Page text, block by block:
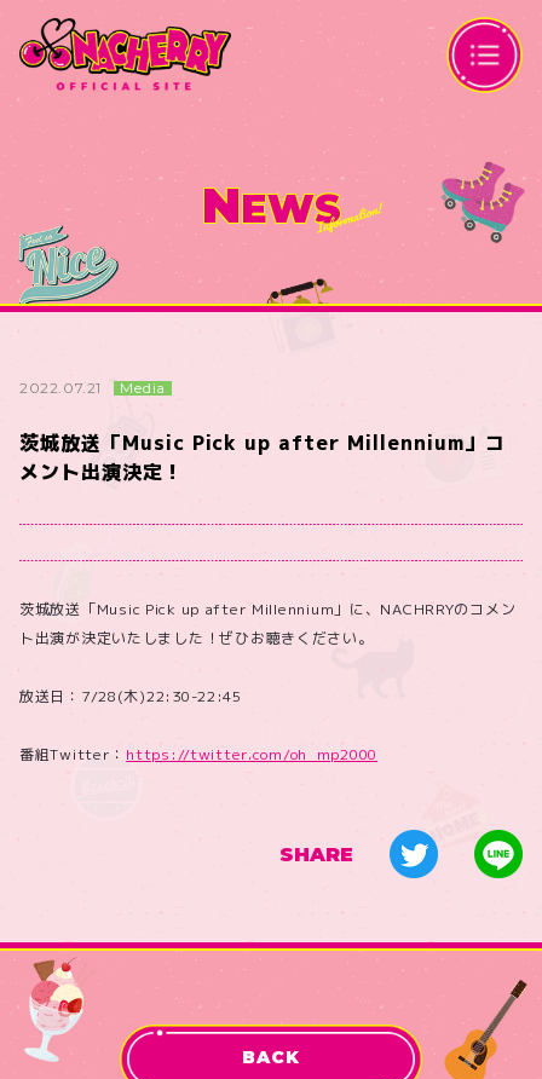
NEWS
2022.07.21 Media
茨城放送「Music Pick up after Millennium」コ
メント出演決定！
茨城放送 「Music Pick up after Millennium 」に、NACHRRYのコメン
ト出演が決定いたしました！ぜひお聴きください。
放送日：7/28(木)22:30-22:45
番組Twitter： https://twitter.com/oh_mp2000
SHARE
BACK